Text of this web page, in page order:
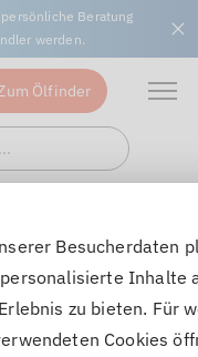
Besucherdaten
Inhalte
zu bieten. Für
Cookies
Beratung
werden.
Ölfinder